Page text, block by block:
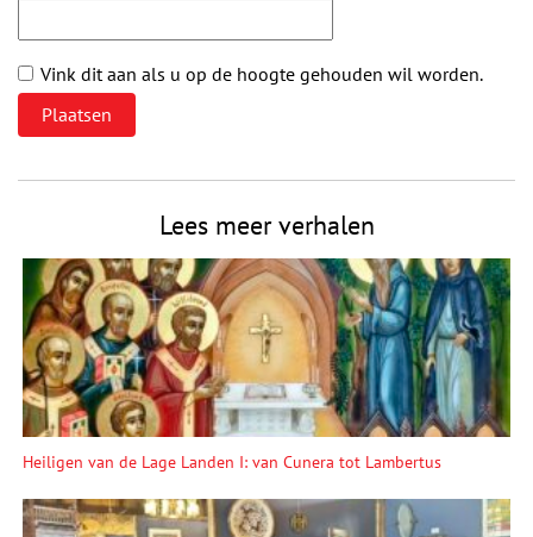
Vink dit aan als u op de hoogte gehouden wil worden.
Lees meer verhalen
Heiligen van de Lage Landen I: van Cunera tot Lambertus